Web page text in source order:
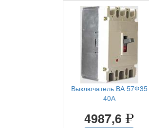
Выключатель ВА 57Ф35
40А
4987,6